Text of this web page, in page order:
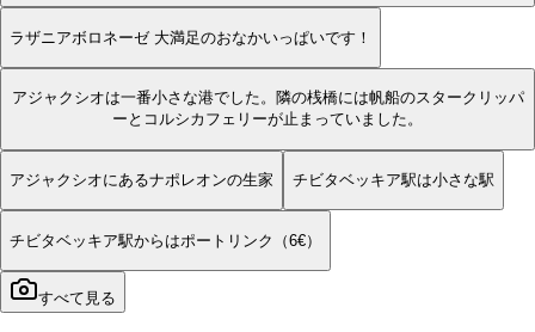
ラザニアボロネーゼ 大満足のおなかいっぱいです！
アジャクシオは一番小さな港でした。隣の桟橋には帆船のスタークリッパ
ーとコルシカフェリーが止まっていました。
アジャクシオにあるナポレオンの生家 チビタベッキア駅は小さな駅
チビタベッキア駅からはポートリンク（6€）
すべて見る